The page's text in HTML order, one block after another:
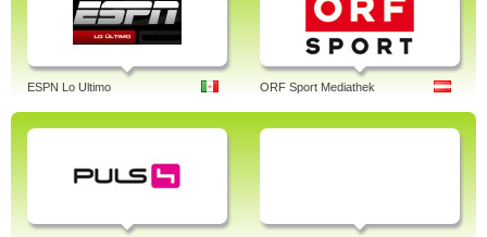
ESPN Lo Ultimo ORF Sport Mediathek